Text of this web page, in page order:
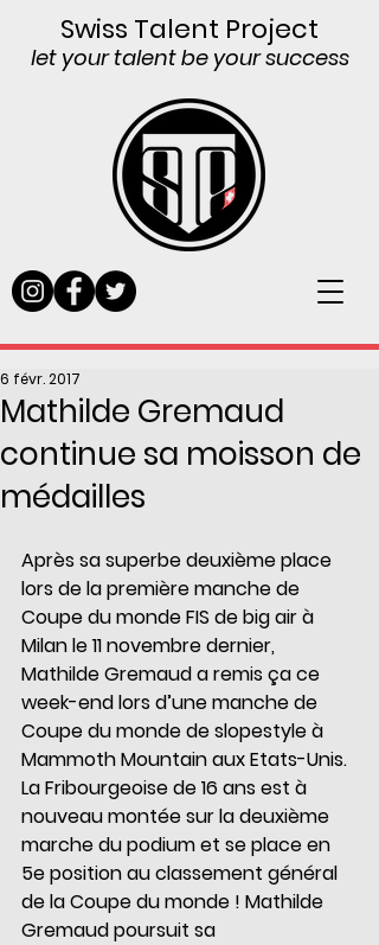
Swiss Talent Project
let your talent be your success
Mathilde Gremaud
continue sa moisson de
médailles
6 févr. 2017
Après sa superbe deuxième place
lors de la première manche de
Coupe du monde FIS de big air à
Milan le 11 novembre dernier,
Mathilde Gremaud a remis ça ce
week-end lors d’une manche de
Coupe du monde de slopestyle à
Mammoth Mountain aux Etats-Unis.
La Fribourgeoise de 16 ans est à
nouveau montée sur la deuxième
marche du podium et se place en
5e position au classement général
de la Coupe du monde ! Mathilde
Gremaud poursuit sa